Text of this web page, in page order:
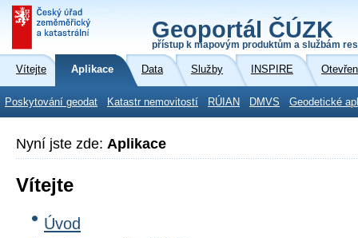
Geoportál ČÚZK
přístup k mapovým produktům a službám
Vítejte Aplikace Data Služby INSPIRE
Poskytování geodat Katastr nemovitostí RÚIAN DMVS Geodetické
Nyní jste zde: Aplikace
Vítejte
Úvod